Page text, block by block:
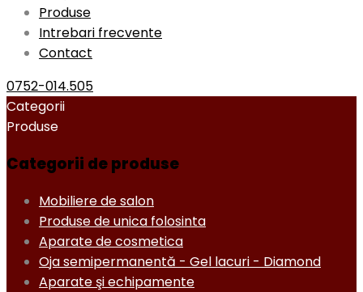
Produse
Intrebari frecvente
Contact
0752-014.505
Categorii
Produse
Categorii de produse
Mobiliere de salon
Produse de unica folosinta
Aparate de cosmetica
Oja semipermanentă - Gel lacuri - Diamond
Aparate şi echipamente